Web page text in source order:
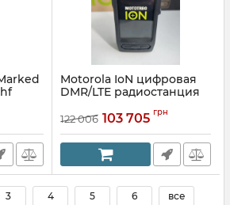
Motorola IoN цифровая
DMR/LTE радиостанция
122 006 103 705 грн
3 4 5 6 все